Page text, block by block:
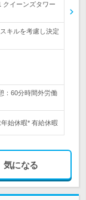
クイーンズタワー
キルを考慮し決定
：60分時間外労働
始休暇* 有給休暇
気になる